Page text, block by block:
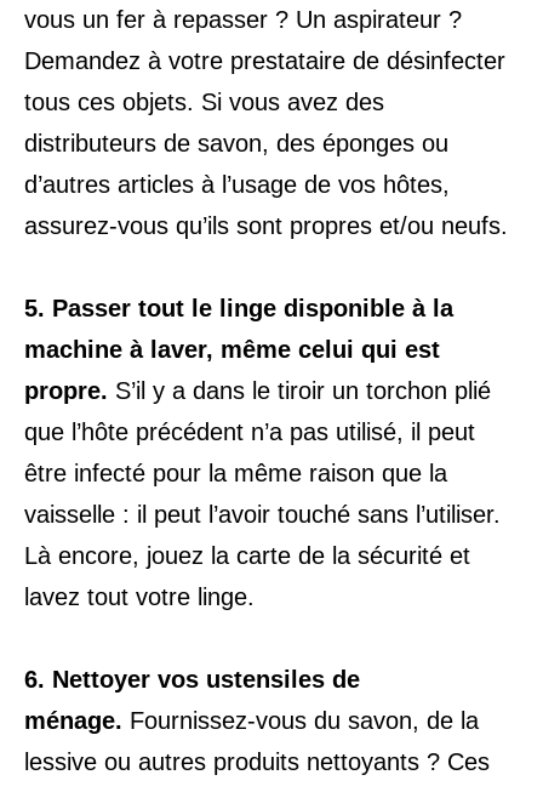
vous un fer à repasser ? Un aspirateur ?
Demandez à votre prestataire de désinfecter
tous ces objets. Si vous avez des
distributeurs de savon, des éponges ou
d’autres articles à l’usage de vos hôtes,
assurez-vous qu’ils sont propres et/ou neufs.
5. Passer tout le linge disponible à la
machine à laver, même celui qui est
propre. S’il y a dans le tiroir un torchon plié
que l’hôte précédent n’a pas utilisé, il peut
être infecté pour la même raison que la
vaisselle : il peut l’avoir touché sans l’utiliser.
Là encore, jouez la carte de la sécurité et
lavez tout votre linge.
6. Nettoyer vos ustensiles de
ménage. Fournissez-vous du savon, de la
lessive ou autres produits nettoyants ? Ces